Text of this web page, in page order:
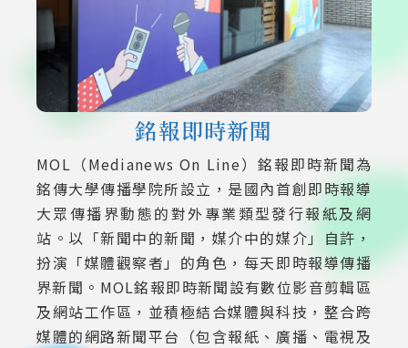
銘報即時新聞
MOL（Medianews On Line）銘報即時新聞為
銘傳大學傳播學院所設立，是國內首創即時報導
大眾傳播界動態的對外專業類型發行報紙及網
站。以「新聞中的新聞，媒介中的媒介」自許，
扮演「媒體觀察者」的角色，每天即時報導傳播
界新聞。MOL銘報即時新聞設有數位影音剪輯區
及網站工作區，並積極結合媒體與科技，整合跨
媒體的網路新聞平台（包含報紙、廣播、電視及